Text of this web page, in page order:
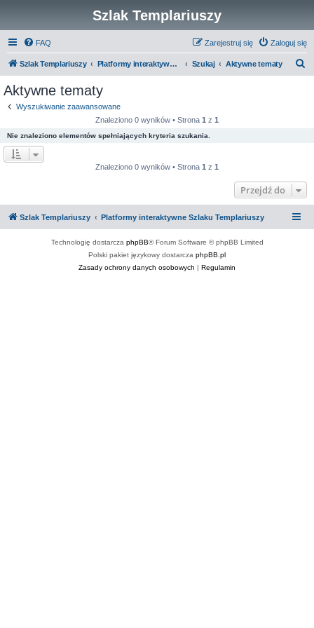
Szlak Templariuszy
FAQ Zaloguj się
Zarejestruj się
Szlak Templariuszy Platformy interaktywne Szlaku Templariuszy Szukaj Aktywne tematy
Aktywne tematy
Wyszukiwanie zaawansowane
Znaleziono 0 wyników • Strona 1 z 1
Nie znaleziono elementów spełniających kryteria szukania.
Znaleziono 0 wyników • Strona 1 z 1
Przejdź do
Szlak Templariuszy Platformy interaktywne Szlaku Templariuszy
Technologię dostarcza phpBB® Forum Software © phpBB Limited
Polski pakiet językowy dostarcza phpBB.pl
Zasady ochrony danych osobowych | Regulamin